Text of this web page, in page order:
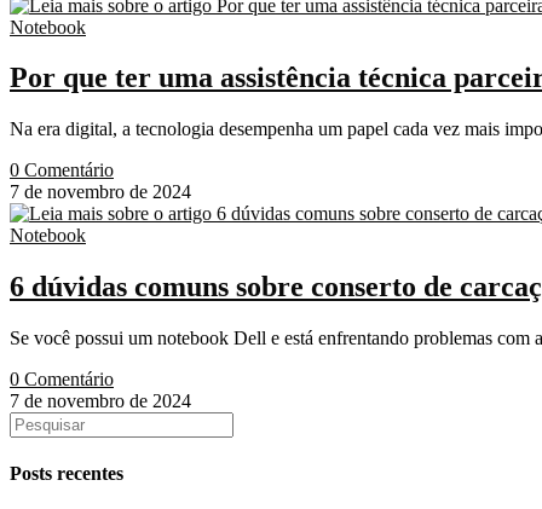
Notebook
Por que ter uma assistência técnica
Na era digital, a tecnologia desempenha um papel cada vez mais
0 Comentário
7 de novembro de 2024
Notebook
6 dúvidas comuns sobre conserto de
Se você possui um notebook Dell e está enfrentando problemas
0 Comentário
7 de novembro de 2024
Posts recentes